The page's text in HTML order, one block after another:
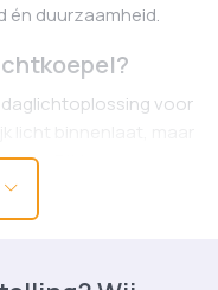
én duurzaamheid.
voor
Dit kan